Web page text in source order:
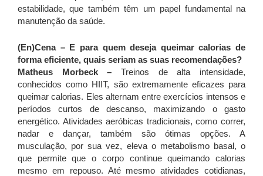
estabilidade, que também têm um papel fundamental na
manutenção da saúde.
(En)Cena – E para quem deseja queimar calorias de
forma eficiente, quais seriam as suas recomendações?
Matheus Morbeck – Treinos de alta intensidade,
conhecidos como HIIT, são extremamente eficazes para
queimar calorias. Eles alternam entre exercícios intensos e
períodos curtos de descanso, maximizando o gasto
energético. Atividades aeróbicas tradicionais, como correr,
nadar e dançar, também são ótimas opções. A
musculação, por sua vez, eleva o metabolismo basal, o
que permite que o corpo continue queimando calorias
mesmo em repouso. Até mesmo atividades cotidianas,